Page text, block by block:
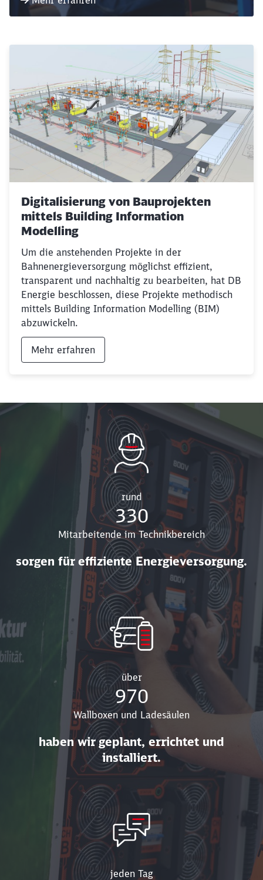
Digitalisierung von Bauprojekten
mittels Building Information
Modelling
Um die anstehenden Projekte in der
Bahnenergieversorgung möglichst effizient,
transparent und nachhaltig zu bearbeiten, hat DB
Energie beschlossen, diese Projekte methodisch
mittels Building Information Modelling (BIM)
abzuwickeln.
Mehr erfahren
rund
330
Mitarbeitende im Technikbereich
sorgen für effiziente Energieversorgung.
über
970
Wallboxen und Ladesäulen
haben wir geplant, errichtet und
installiert.
jeden Tag
Schließen
Möchten Sie zuweitergeleitet
werden?
Abbrechen Weiter